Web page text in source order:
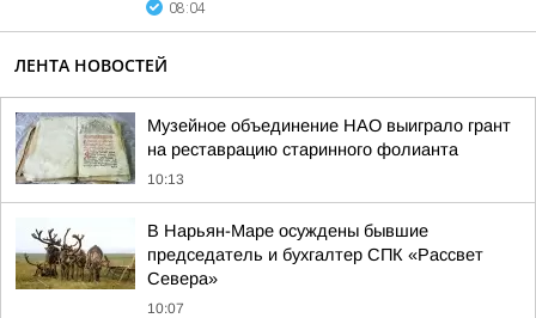
08:04
ЛЕНТА НОВОСТЕЙ
Музейное объединение НАО выиграло грант
на реставрацию старинного фолианта
10:13
В Нарьян-Маре осуждены бывшие
председатель и бухгалтер СПК «Рассвет
Севера»
10:07